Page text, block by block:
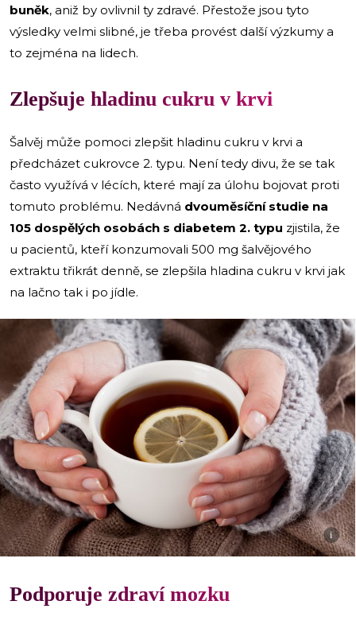
buněk, aniž by ovlivnil ty zdravé. Přestože jsou tyto
výsledky velmi slibné, je třeba provést další výzkumy a
to zejména na lidech.
Zlepšuje hladinu cukru v krvi
Šalvěj může pomoci zlepšit hladinu cukru v krvi a
předcházet cukrovce 2. typu. Není tedy divu, že se tak
často využívá v lécích, které mají za úlohu bojovat proti
tomuto problému. Nedávná dvouměsíční studie na
105 dospělých osobách s diabetem 2. typu zjistila, že
u pacientů, kteří konzumovali 500 mg šalvějového
extraktu třikrát denně, se zlepšila hladina cukru v krvi jak
na lačno tak i po jídle.
i
Podporuje zdraví mozku